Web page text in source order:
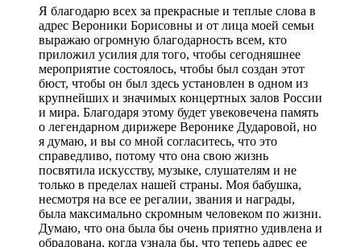
Я благодарю всех за прекрасные и теплые слова в
адрес Вероники Борисовны и от лица моей семьи
выражаю огромную благодарность всем, кто
приложил усилия для того, чтобы сегодняшнее
мероприятие состоялось, чтобы был создан этот
бюст, чтобы он был здесь установлен в одном из
крупнейших и значимых концертных залов России
и мира. Благодаря этому будет увековечена память
о легендарном дирижере Веронике Дударовой, но
я думаю, и вы со мной согласитесь, что это
справедливо, потому что она свою жизнь
посвятила искусству, музыке, слушателям и не
только в пределах нашей страны. Моя бабушка,
несмотря на все ее регалии, звания и награды,
была максимально скромным человеком по жизни.
Думаю, что она была бы очень приятно удивлена и
обрадована, когда узнала бы, что теперь адрес ее